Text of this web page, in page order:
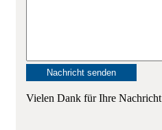
Vielen Dank für Ihre Nachricht